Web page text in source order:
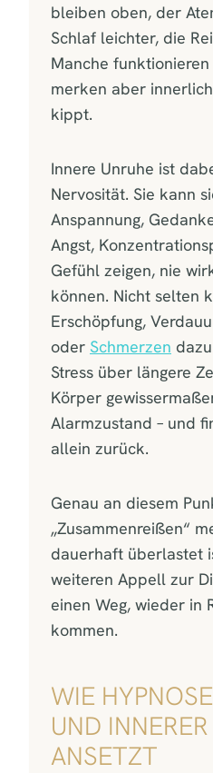
bleiben oben, der
Schlaf leichter, die
Manche
merken aber
kippt.
Innere Unruhe ist
Nervosität. Sie kann
Anspannung,
Angst,
Gefühl zeigen, nie
können. Nicht selten
Erschöpfung,
oder Schmerzen
Stress über längere
Körper
Alarmzustand – und
allein zurück.
Genau an diesem
„Zusammenreißen“
dauerhaft überlastet
weiteren Appell zur
einen Weg, wieder in
kommen.
WIE
UND
ANSETZT